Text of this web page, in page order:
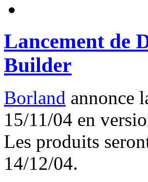
Lancement de
Builder
Borland annonce
15/11/04 en
Les produits
14/12/04.